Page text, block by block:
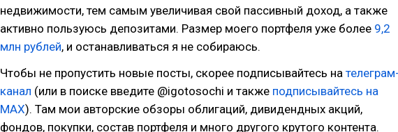
недвижимости, тем самым увеличивая свой пассивный доход, а также
активно пользуюсь депозитами. Размер моего портфеля уже более 9,2
млн рублей, и останавливаться я не собираюсь.
Чтобы не пропустить новые посты, скорее подписывайтесь на
канал (или в поиске введите @igotosochi и также подписывайтесь на
MAX). Там мои авторские обзоры облигаций, дивидендных акций,
фондов, покупки, состав портфеля и много другого крутого контента.